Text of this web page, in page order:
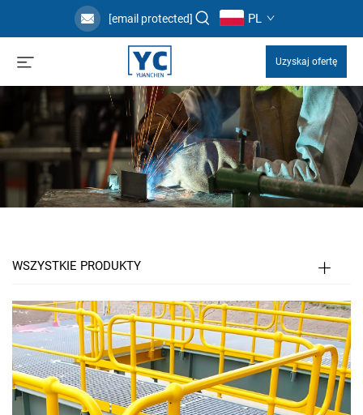
[email protected] PL
Uzyskaj ofertę
WSZYSTKIE PRODUKTY